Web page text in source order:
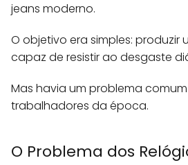
jeans moderno.
O objetivo era simples: produzir
capaz de resistir ao desgaste
Mas havia um problema
trabalhadores da época.
O Problema dos